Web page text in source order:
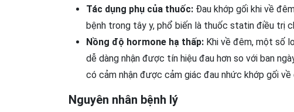
Tác dụng phụ của thuốc: Đau khớp gối khi về
bệnh trong tây y, phổ biến là thuốc statin điều trị
Nồng độ hormone hạ thấp: Khi về đêm, một số
dễ dàng nhận được tín hiệu đau hơn so với ban
có cảm nhận được cảm giác đau nhức khớp gối về
Nguyên nhân bệnh lý